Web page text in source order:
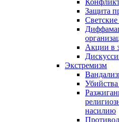
Защита
Акции в
Экстремизм
насилию